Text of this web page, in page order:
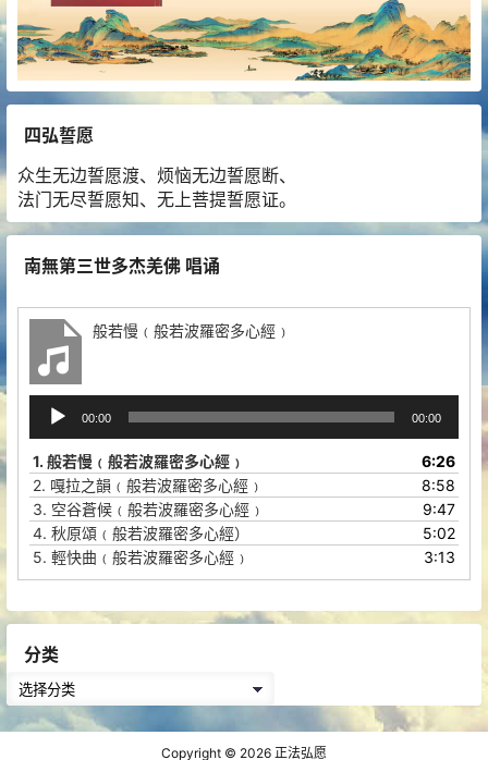
四弘誓愿
众生无边誓愿渡、烦恼无边誓愿断、
法门无尽誓愿知、无上菩提誓愿证。
南無第三世多杰羌佛 唱诵
般若慢﹙般若波羅密多心經﹚
播
放
器
00:00 00:00
1. 般若慢﹙般若波羅密多心經﹚
6:26
2. 嘎拉之韻﹙般若波羅密多心經﹚
8:58
3. 空谷蒼候﹙般若波羅密多心經﹚
9:47
4. 秋原頌﹙般若波羅密多心經）
5:02
5. 輕快曲﹙般若波羅密多心經﹚ 3:13
分类
分
类
Copyright © 2026 正法弘愿